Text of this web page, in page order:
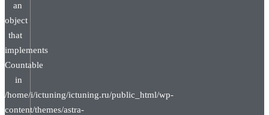
an
object
that
implements
Countable
in
/home/i/ictuning/ictuning.ru/public_html/wp-
content/themes/astra-